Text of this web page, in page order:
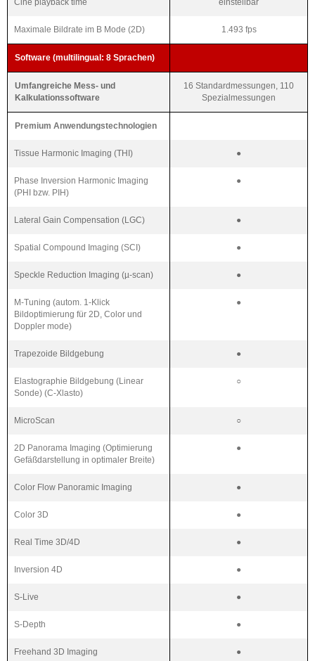
Cine playback time einstellbar
Maximale Bildrate im B Mode (2D) 1.493 fps
Software (multilingual: 8 Sprachen)
Umfangreiche Mess- und
Kalkulationssoftware
16 Standardmessungen, 110
Spezialmessungen
Premium Anwendungstechnologien
Tissue Harmonic Imaging (THI) ●
Phase Inversion Harmonic Imaging
(PHI bzw. PIH)
●
Lateral Gain Compensation (LGC) ●
Spatial Compound Imaging (SCI) ●
Speckle Reduction Imaging (µ-scan) ●
M-Tuning (autom. 1-Klick
Bildoptimierung für 2D, Color und
Doppler mode)
●
Trapezoide Bildgebung ●
Elastographie Bildgebung (Linear
Sonde) (C-Xlasto)
○
MicroScan ○
2D Panorama Imaging (Optimierung
Gefäßdarstellung in optimaler Breite)
●
Color Flow Panoramic Imaging ●
Color 3D ●
Real Time 3D/4D ●
Inversion 4D ●
S-Live ●
S-Depth ●
Freehand 3D Imaging ●